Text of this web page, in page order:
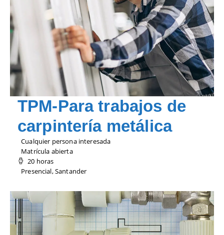
TPM-Para trabajos de
carpintería metálica
Cualquier persona interesada
Matrícula abierta
20 horas
Presencial, Santander